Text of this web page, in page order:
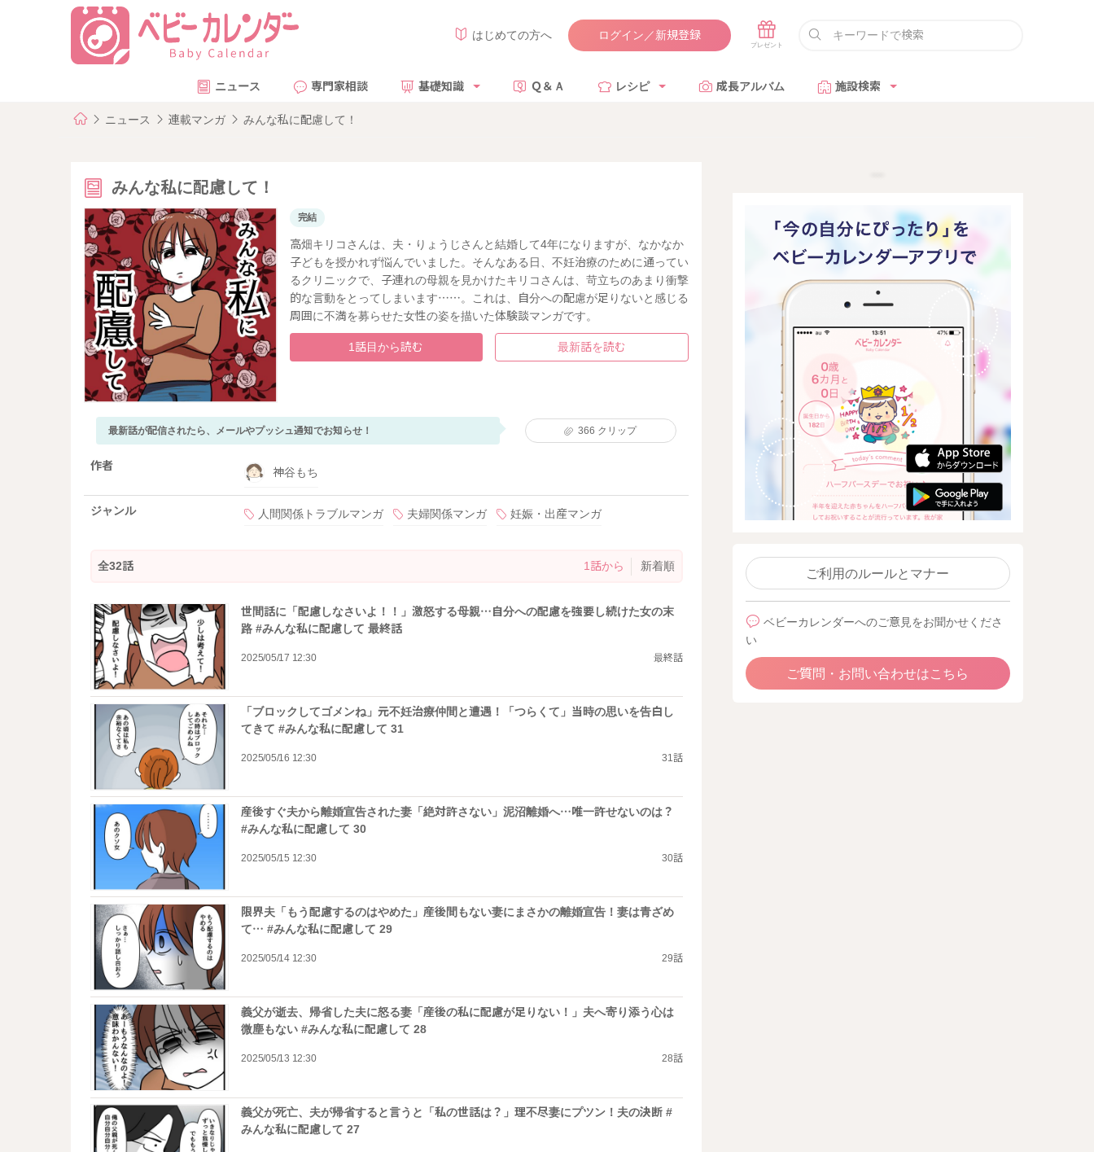
はじめての方へ ログイン／新規登録
ニュース 専門家相談 基礎知識 Ｑ＆Ａ レシピ 成長アルバム 施設検索
ニュース 連載マンガ みんな私に配慮して！
みんな私に配慮して！
完結
高畑キリコさんは、夫・りょうじさんと結婚して4年になりますが、なかなか
子どもを授かれず悩んでいました。そんなある日、不妊治療のために通ってい
るクリニックで、子連れの母親を見かけたキリコさんは、苛立ちのあまり衝撃
的な言動をとってしまいます……。これは、自分への配慮が足りないと感じる
周囲に不満を募らせた女性の姿を描いた体験談マンガです。
1話目から読む 最新話を読む
最新話が配信されたら、メールやプッシュ通知でお知らせ！ 366 クリップ
作者 神谷もち
ジャンル 人間関係トラブルマンガ 夫婦関係マンガ 妊娠・出産マンガ
全32話 1話から 新着順
世間話に「配慮しなさいよ！！」激怒する母親…自分への配慮を強要し続けた女の末
路 #みんな私に配慮して 最終話
2025/05/17 12:30 最終話
「ブロックしてゴメンね」元不妊治療仲間と遭遇！「つらくて」当時の思いを告白し
てきて #みんな私に配慮して 31
2025/05/16 12:30 31話
産後すぐ夫から離婚宣告された妻「絶対許さない」泥沼離婚へ…唯一許せないのは？
#みんな私に配慮して 30
2025/05/15 12:30 30話
限界夫「もう配慮するのはやめた」産後間もない妻にまさかの離婚宣告！妻は青ざめ
て… #みんな私に配慮して 29
2025/05/14 12:30 29話
義父が逝去、帰省した夫に怒る妻「産後の私に配慮が足りない！」夫へ寄り添う心は
微塵もない #みんな私に配慮して 28
2025/05/13 12:30 28話
義父が死亡、夫が帰省すると言うと「私の世話は？」理不尽妻にプツン！夫の決断 #
みんな私に配慮して 27
ご利用のルールとマナー
ベビーカレンダーへのご意見をお聞かせくださ
い
ご質問・お問い合わせはこちら